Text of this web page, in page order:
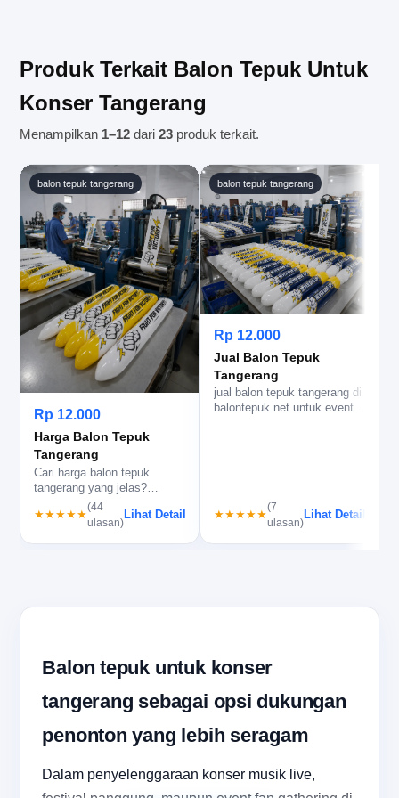
pengaturan pengiriman dapat dilakukan dengan
Produk Terkait Balon Tepuk Untuk
Konser Tangerang
Menampilkan 1–12 dari23 produk terkait.
balon tepuk tangerang
Rp 12.000
Harga Balon Tepuk
Tangerang
Cari harga balon tepuk
tangerang yang jelas?
balontepuk.net tampilkan
spesifikas…
★★★★★
(44
ulasan)
Lihat Detail
balon tepuk tangerang
Rp 12.000
Jual Balon Tepuk
Tangerang
jual balon tepuk tangerang di
balontepuk.net untuk event,
★★★★★
(7
ulasan)
Lihat Detail
Balon tepuk untuk konser
tangerang sebagai opsi dukungan
penonton yang lebih seragam
Dalam penyelenggaraan konser musik live,